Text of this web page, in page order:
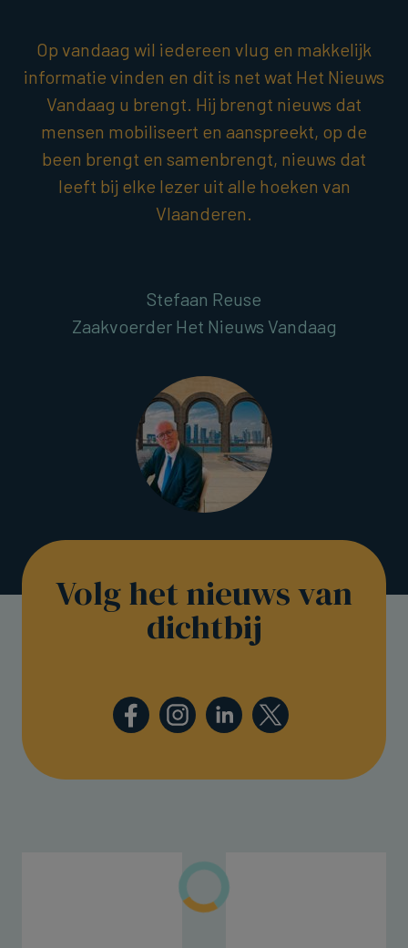
Op vandaag wil iedereen vlug en makkelijk
informatie vinden en dit is net wat Het Nieuws
Vandaag u brengt. Hij brengt nieuws dat
mensen mobiliseert en aanspreekt, op de
been brengt en samenbrengt, nieuws dat
leeft bij elke lezer uit alle hoeken van
Vlaanderen.
Stefaan Reuse
Zaakvoerder Het Nieuws Vandaag
Volg het nieuws van
dichtbij